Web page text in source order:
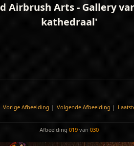
Airbrush Arts - Gallery
kathedraal'
Vorige Afbeelding | Volgende Afbeelding |
Afbeelding 019van 030